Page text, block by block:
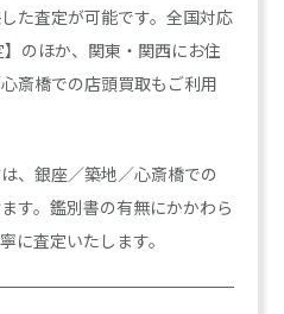
た査定が可能です。全国対応
のほか、関東・関西にお住
斎橋での店頭買取もご利用
、銀座／築地／心斎橋での
す。鑑別書の有無にかかわら
に査定いたします。